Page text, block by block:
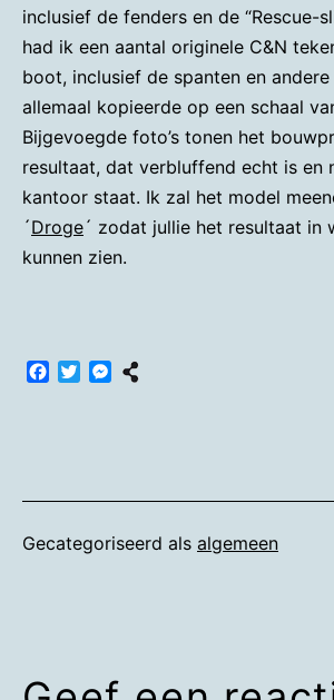
inclusief de fenders en de “Rescue-
had ik een aantal originele C&N
boot, inclusief de spanten en
allemaal kopieerde op een schaal
Bijgevoegde foto’s tonen het
resultaat, dat verbluffend echt is en
kantoor staat. Ik zal het model
´Droge´ zodat jullie het resultaat in
kunnen zien.
Facebook
TwitterMessenger
Gecategoriseerd als algemeen